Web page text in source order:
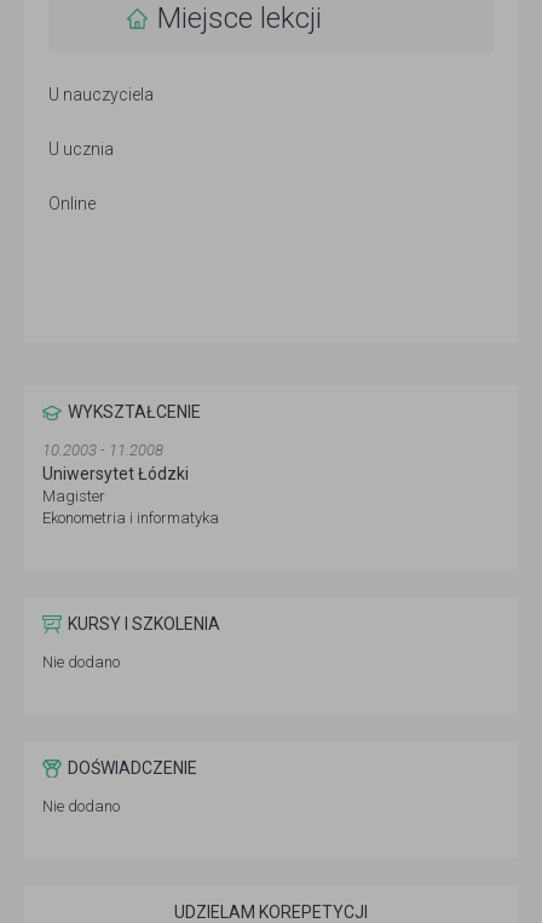
Miejsce lekcji
U nauczyciela
U ucznia
Online
WYKSZTAŁCENIE
10.2003 - 11.2008
Uniwersytet Łódzki
Magister
Ekonometria i informatyka
KURSY I SZKOLENIA
Nie dodano
DOŚWIADCZENIE
Nie dodano
UDZIELAM KOREPETYCJI